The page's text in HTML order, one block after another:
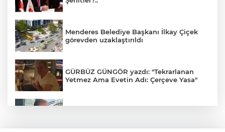
Menderes Belediye Başkanı İlkay Çiçek
görevden uzaklaştırıldı
GÜRBÜZ GÜNGÖR yazdı: "Tekrarlanan
Yetmez Ama Evetin Adı: Çerçeve Yasa"